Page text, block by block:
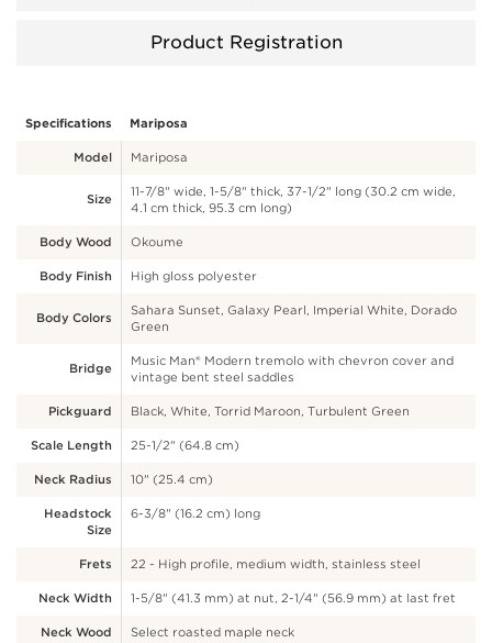
Product Registration
Specifications Mariposa
Model Mariposa
Size
11-7/8" wide, 1-5/8" thick, 37-1/2" long (30.2 cm wide,
4.1 cm thick, 95.3 cm long)
Body Wood Okoume
Body Finish High gloss polyester
Body Colors
Sahara Sunset, Galaxy Pearl, Imperial White, Dorado
Green
Bridge
Music Man® Modern tremolo with chevron cover and
vintage bent steel saddles
Pickguard Black, White, Torrid Maroon, Turbulent Green
Scale Length 25-1/2" (64.8 cm)
Neck Radius 10" (25.4 cm)
Headstock
Size
6-3/8" (16.2 cm) long
Frets 22 - High profile, medium width, stainless steel
Neck Width 1-5/8" (41.3 mm) at nut, 2-1/4" (56.9 mm) at last fret
Neck Wood Select roasted maple neck